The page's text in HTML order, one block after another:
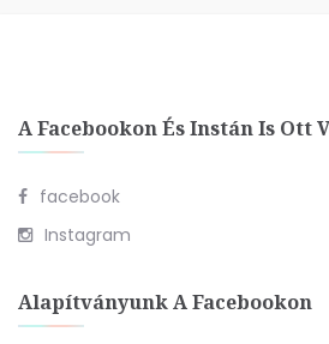
A Facebookon És Instán Is Ott
facebook
Instagram
Alapítványunk A Facebookon